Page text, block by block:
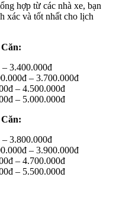
hợp từ các nhà xe, bạn
xác và tốt nhất cho lịch
3.400.000đ
– 3.700.000đ
– 4.500.000đ
– 5.000.000đ
3.800.000đ
– 3.900.000đ
– 4.700.000đ
– 5.500.000đ